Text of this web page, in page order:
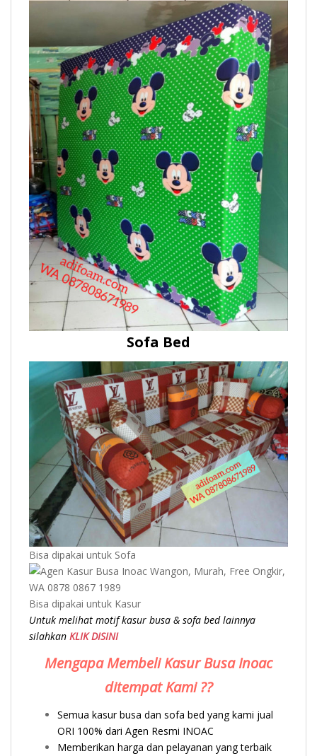
Sofa Bed
Bisa dipakai untuk Sofa
Bisa dipakai untuk Kasur
Untuk melihat motif kasur busa & sofa bed lainnya
silahkan KLIK DISINI
Mengapa Membeli Kasur Busa Inoac
ditempat Kami ??
Semua kasur busa dan sofa bed yang kami jual
ORI 100% dari Agen Resmi INOAC
Memberikan harga dan pelayanan yang terbaik